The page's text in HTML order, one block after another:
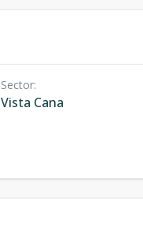
Sector:
Vista Cana